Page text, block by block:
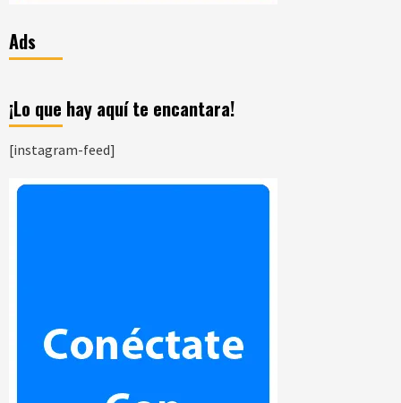
Ads
¡Lo que hay aquí te encantara!
[instagram-feed]